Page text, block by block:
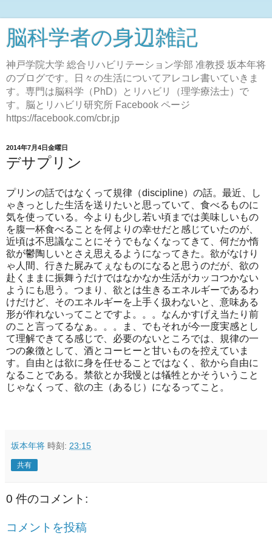
脳科学者の身辺雑記
神戸学院大学 総合リハビリテーション学部 准教授 坂本年将
のブログです。日々の生活についてアレコレ書いていきま
す。専門は脳科学（PhD）とリハビリ（理学療法士）で
す。脳とリハビリ研究所 Facebook ページ
https://facebook.com/cbr.jp
2014年7月4日金曜日
デサプリン
プリンの話ではなくって規律（discipline）の話。最近、し
ゃきっとした生活を送りたいと思っていて、食べるものに
気を使っている。今よりも少し若い頃までは美味しいもの
を腹一杯食べることを何よりの幸せだと感じていたのが、
近頃は不思議なことにそうでもなくなってきて、何だか惰
欲が鬱陶しいとさえ思えるようになってきた。欲がなけり
ゃ人間、行きた屍みてぇなものになると思うのだが、欲の
赴くままに振舞うだけではなかなか生活がカッコつかない
ようにも思う。つまり、欲とは生きるエネルギーであるわ
けだけど、そのエネルギーを上手く扱わないと、意味ある
形が作れないってことですよ。。。なんかすげえ当たり前
のこと言ってるなぁ。。。ま、でもそれが今一度実感とし
て理解できてる感じで、必要のないところでは、規律の一
つの象徴として、酒とコーヒーと甘いものを控えていま
す。自由とは欲に身を任せることではなく、欲から自由に
なることである。禁欲とか我慢とは犠牲とかそういうこと
じゃなくって、欲の主（あるじ）になるってこと。
坂本年将 時刻: 23:15
共有
0 件のコメント:
コメントを投稿